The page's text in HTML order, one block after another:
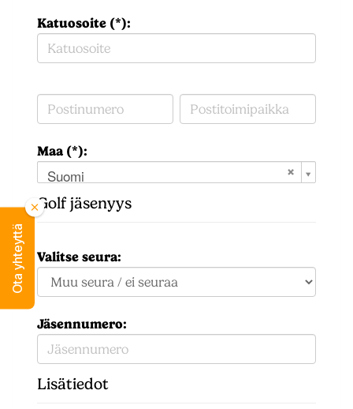
Ota yhteyttä
Katuosoite (*):
Maa (*):
Suomi
Golf jäsenyys
Valitse seura:
Jäsennumero:
Lisätiedot